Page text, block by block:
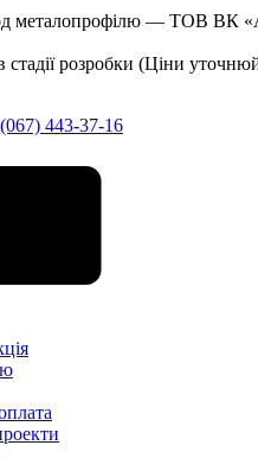
металопрофілю — ТОВ ВК
стадії розробки (Ціни
443-37-16